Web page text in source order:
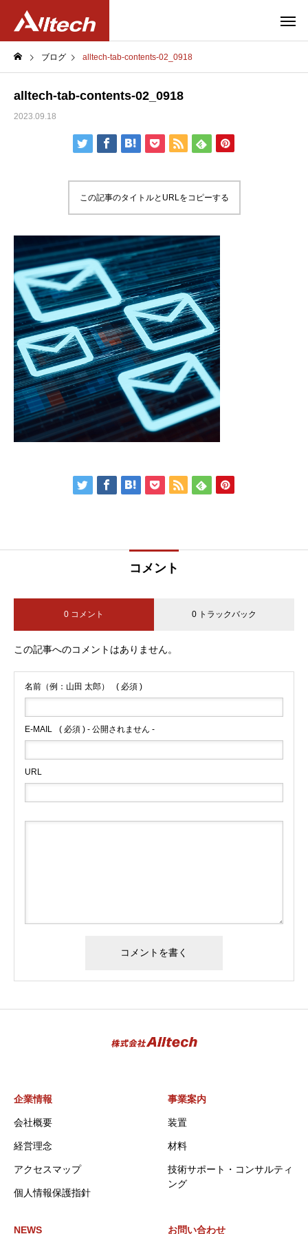
ブログ alltech-tab-contents-02_0918
alltech-tab-contents-02_0918
2023.09.18
この記事のタイトルとURLをコピーする
コメント
0 コメント 0 トラックバック
この記事へのコメントはありません。
名前（例：山田 太郎） ( 必須 )
E-MAIL ( 必須 ) - 公開されません -
URL
企業情報
会社概要
経営理念
アクセスマップ
個人情報保護指針
事業案内
装置
材料
技術サポート・コンサルティ
ング
NEWS お問い合わせ